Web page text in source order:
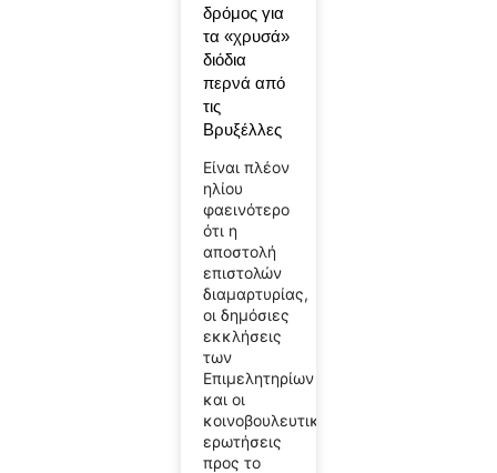
δρόμος για
τα «χρυσά»
διόδια
περνά από
τις
Βρυξέλλες
Είναι πλέον
ηλίου
φαεινότερο
ότι η
αποστολή
επιστολών
διαμαρτυρίας,
οι δημόσιες
εκκλήσεις
των
Επιμελητηρίων
και οι
κοινοβουλευτικές
ερωτήσεις
προς το